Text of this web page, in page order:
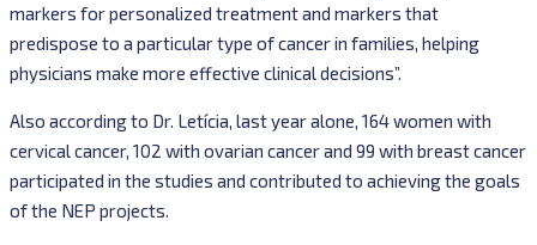
markers for personalized treatment and markers that
predispose to a particular type of cancer in families, helping
physicians make more effective clinical decisions”.
Also according to Dr. Letícia, last year alone, 164 women with
cervical cancer, 102 with ovarian cancer and 99 with breast cancer
participated in the studies and contributed to achieving the goals
of the NEP projects.